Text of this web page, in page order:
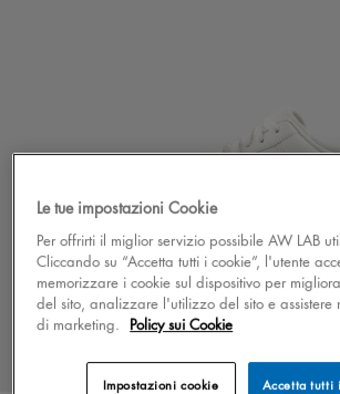
Le tue impostazioni Cookie
Per offrirti il miglior servizio possibile AW LAB
Cliccando su “Accetta tutti i cookie”, l'utente
memorizzare i cookie sul dispositivo per
del sito, analizzare l'utilizzo del sito e assistere
di marketing. Policy sui Cookie
Accetta tutti
Impostazioni cookie